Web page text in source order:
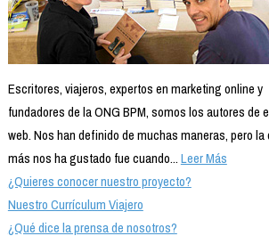
Escritores, viajeros, expertos en marketing online y
fundadores de la ONG BPM, somos los autores de
web. Nos han definido de muchas maneras, pero la
más nos ha gustado fue cuando...Leer Más
¿Quieres conocer nuestro proyecto?
Nuestro Currículum Viajero
¿Qué dice la prensa de nosotros?